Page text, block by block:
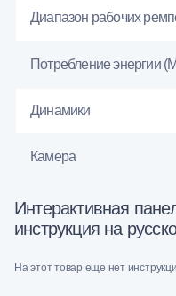
Диапазон рабочих
Потребление энергии
Динамики
Камера
Интерактивная
инструкция на
На этот товар еще нет